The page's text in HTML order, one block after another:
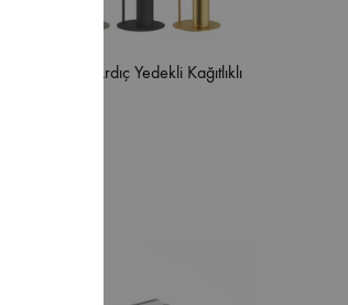
Defne Banyo Ardıç Yedekli Kağıtlıklı